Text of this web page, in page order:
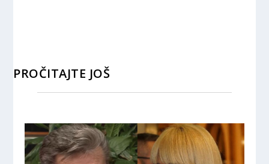
PROČITAJTE JOŠ